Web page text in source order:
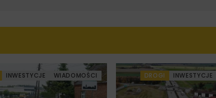
INWESTYCJE WIADOMOŚCI DROGI INWESTYCJE